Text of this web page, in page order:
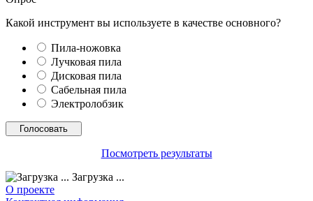
Какой инструмент вы используете в качестве основного?
Пила-ножовка
Лучковая пила
Дисковая пила
Сабельная пила
Электролобзик
Посмотреть результаты
Загрузка ...
О проекте